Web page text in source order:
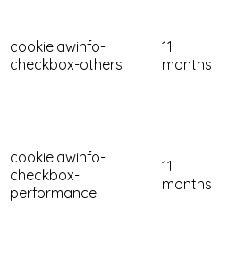
cookielawinfo-
checkbox-others
11
months
cookielawinfo-
checkbox-
performance
11
months